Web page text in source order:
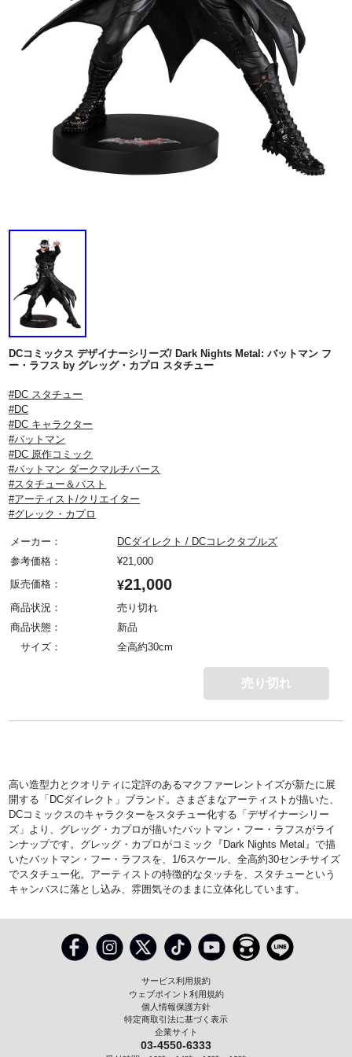
DCコミックス デザイナーシリーズ/ Dark Nights Metal: バットマン フ
ー・ラフス by グレッグ・カプロ スタチュー
#DC スタチュー
#DC
#DC キャラクター
#バットマン
#DC 原作コミック
#バットマン ダークマルチバース
#スタチュー＆バスト
#アーティスト/クリエイター
#グレック・カプロ
メーカー：
DCダイレクト / DCコレクタブルズ
参考価格：
¥21,000
販売価格：
¥21,000
商品状況：
売り切れ
商品状態：
新品
サイズ：
全高約30cm
売り切れ
高い造型力とクオリティに定評のあるマクファーレントイズが新たに展
開する「DCダイレクト」ブランド。さまざまなアーティストが描いた、
DCコミックスのキャラクターをスタチュー化する「デザイナーシリー
ズ」より、グレッグ・カプロが描いたバットマン・フー・ラフスがライ
ンナップです。グレッグ・カプロがコミック『Dark Nights Metal』で描
いたバットマン・フー・ラフスを、1/6スケール、全高約30センチサイズ
でスタチュー化。アーティストの特徴的なタッチを、スタチューという
キャンバスに落とし込み、雰囲気そのままに立体化しています。
サービス利用規約
ウェブポイント利用規約
個人情報保護方針
特定商取引法に基づく表示
企業サイト
03-4550-6333